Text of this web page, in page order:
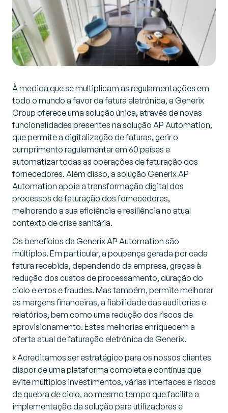
À medida que se multiplicam as regulamentações em
todo o mundo a favor da fatura eletrónica, a Generix
Group oferece uma solução única, através de novas
funcionalidades presentes na solução AP Automation,
que permite a digitalização de faturas, gerir o
cumprimento regulamentar em 60 países e
automatizar todas as operações de faturação dos
fornecedores. Além disso, a solução Generix AP
Automation apoia a transformação digital dos
processos de faturação dos fornecedores,
melhorando a sua eficiência e resiliência no atual
contexto de crise sanitária.
Os benefícios da Generix AP Automation são
múltiplos. Em particular, a poupança gerada por cada
fatura recebida, dependendo da empresa, graças à
redução dos custos de processamento, duração do
ciclo e erros e fraudes. Mas também, permite melhorar
as margens financeiras, a fiabilidade das auditorias e
relatórios, bem como uma redução dos riscos de
aprovisionamento. Estas melhorias enriquecem a
oferta atual de faturação eletrónica da Generix.
«Acreditamos ser estratégico para os nossos clientes
dispor de uma plataforma completa e contínua que
evite múltiplos investimentos, várias interfaces e riscos
de quebra de ciclo, ao mesmo tempo que facilita a
implementação da solução para utilizadores e